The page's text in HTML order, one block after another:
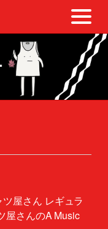
屋さん レギュラ
屋さんのA Music